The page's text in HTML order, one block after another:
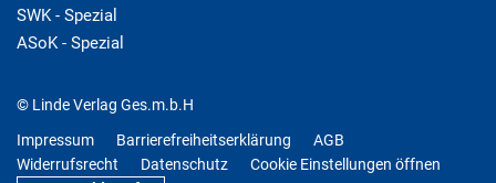
SWK - Spezial
ASoK - Spezial
© Linde Verlag Ges.m.b.H
Impressum
Barrierefreiheitserklärung
AGB
Widerrufsrecht
Datenschutz
Cookie Einstellungen öffnen